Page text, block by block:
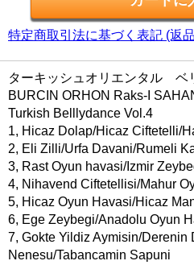
特定商取引法に基づく表記 (返
ターキッシュオリエンタル ベ
BURCIN ORHON Raks-I
Turkish Belllydance Vol.4
1, Hicaz Dolap/Hicaz Ciftetelli/
2, Eli Zilli/Urfa Davani/Rumeli
3, Rast Oyun havasi/Izmir
4, Nihavend Ciftetellisi/Mahur
5, Hicaz Oyun Havasi/Hicaz
6, Ege Zeybegi/Anadolu Oyun
7, Gokte Yildiz Aymisin/Derenin
Nenesu/Tabancamin Sapuni